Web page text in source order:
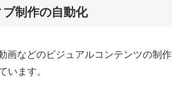
制作の自動化
画などのビジュアルコンテンツの制作
います。